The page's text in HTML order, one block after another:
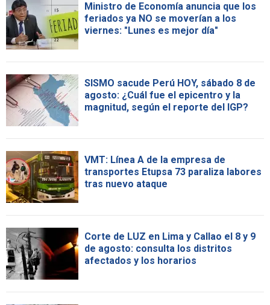
Ministro de Economía anuncia que los
feriados ya NO se moverían a los
viernes: "Lunes es mejor día"
SISMO sacude Perú HOY, sábado 8 de
agosto: ¿Cuál fue el epicentro y la
magnitud, según el reporte del IGP?
VMT: Línea A de la empresa de
transportes Etupsa 73 paraliza labores
tras nuevo ataque
Corte de LUZ en Lima y Callao el 8 y 9
de agosto: consulta los distritos
afectados y los horarios